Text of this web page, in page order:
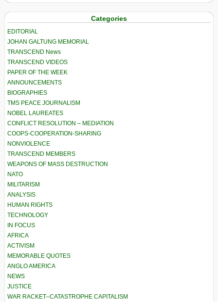
Categories
EDITORIAL
JOHAN GALTUNG MEMORIAL
TRANSCEND News
TRANSCEND VIDEOS
PAPER OF THE WEEK
ANNOUNCEMENTS
BIOGRAPHIES
TMS PEACE JOURNALISM
NOBEL LAUREATES
CONFLICT RESOLUTION – MEDIATION
COOPS-COOPERATION-SHARING
NONVIOLENCE
TRANSCEND MEMBERS
WEAPONS OF MASS DESTRUCTION
NATO
MILITARISM
ANALYSIS
HUMAN RIGHTS
TECHNOLOGY
IN FOCUS
AFRICA
ACTIVISM
MEMORABLE QUOTES
ANGLO AMERICA
NEWS
JUSTICE
WAR RACKET–CATASTROPHE CAPITALISM